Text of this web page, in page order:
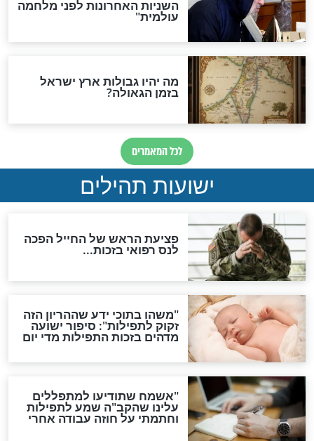
גזרות
סגולת ע"ב שמות הקודש
תפילה סגולית להמתקת
הדינים
סגולה גדולה לבטול הגזרות
סגולה למתוק הדינים
כשממשמשים ובאים